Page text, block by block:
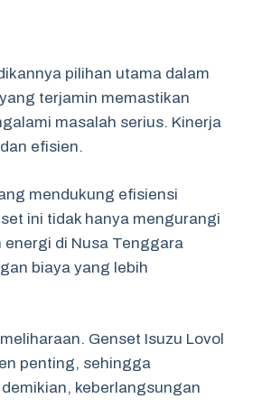
pilihan utama dalam
terjamin memastikan
masalah serius. Kinerja
efisien.
mendukung efisiensi
ini tidak hanya mengurangi
di Nusa Tenggara
biaya yang lebih
Genset Isuzu Lovol
penting, sehingga
keberlangsungan